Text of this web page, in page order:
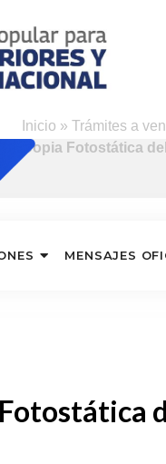
Inicio »Trámites a
Copia Fotostática
MENSAJES